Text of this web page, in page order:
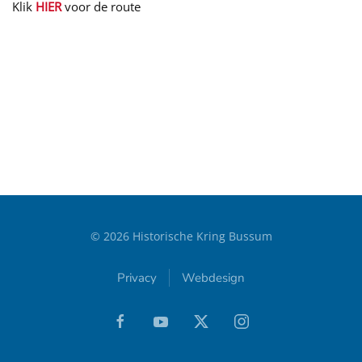
Klik HIER voor de route
© 2026Historische Kring Bussum
Privacy Webdesign